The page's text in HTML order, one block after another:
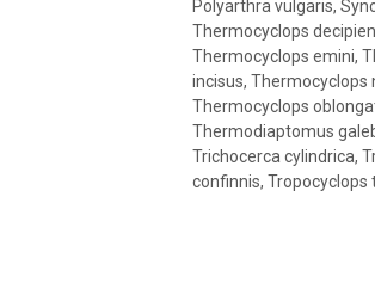
Polyarthra vulgaris,
Thermocyclops
Thermocyclops emini,
incisus, Thermocyclops
Thermocyclops
Thermodiaptomus
Trichocerca cylindrica,
confinnis, Tropocyclops